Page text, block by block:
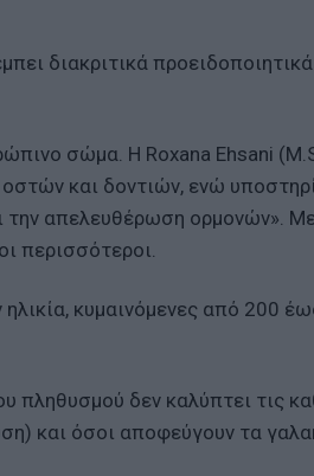
διακριτικά
σώμα. Η Roxana Ehsani
και δοντιών, ενώ
την απελευθέρωση ορμονών».
περισσότεροι.
κυμαινόμενες από 200
πληθυσμού δεν καλύπτει τις
και όσοι αποφεύγουν τα